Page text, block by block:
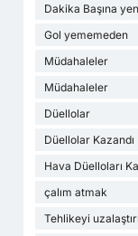
Dakika Başına
Gol yememeden
Müdahaleler
Müdahaleler
Düellolar
Düellolar Kazandı
Hava Düelloları
çalım atmak
Tehlikeyi